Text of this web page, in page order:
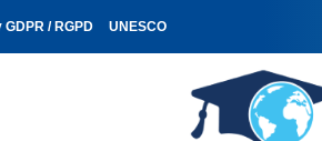
GDPR / RGPD UNESCO